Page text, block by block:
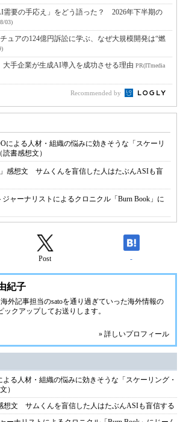
需要の手応え」をどう語った？ 2026年下半期の
03)
ュアの124億円訴訟に学ぶ、なぜ大規模開発は“燃
手企業が生成AI導入を成功させる理由 PR(ITmedia
Recommended by
による人材・組織の悩みに効きそうな「スケーリ
書感想文）
」感想文 サムくんを盲信した人はたぶんASIも盲
ャーナリストによるクロニクル「Burn Book」に
Post -
紀子
海外記事担当のsatoを通り過ぎていった海外情報の
ックアップしてお送りします。
» 詳しいプロフィール
よる人材・組織の悩みに効きそうな「スケーリング・
）
想文 サムくんを盲信した人はたぶんASIも盲信する